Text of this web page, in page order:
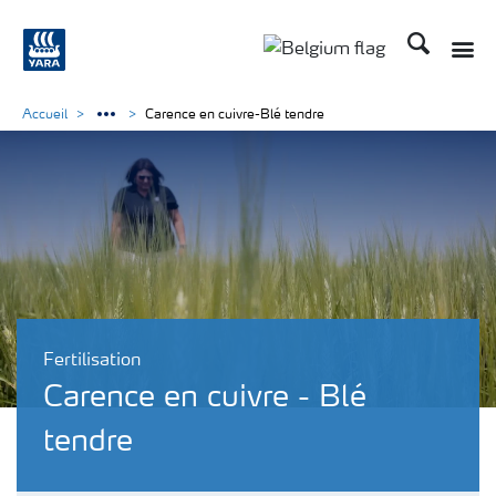
Recherche
Fertilisation
Carence en cuivre - Blé
tendre
Accueil Carence en cuivre-Blé tendre